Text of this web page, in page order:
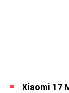
Xiaomi 17